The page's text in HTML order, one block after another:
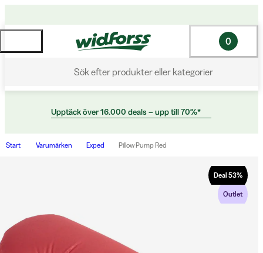
Sök efter produkter eller kategorier
0
Upptäck över 16.000 deals – upp till 70%*
Start Varumärken Exped Pillow Pump Red
Deal 53%
Outlet